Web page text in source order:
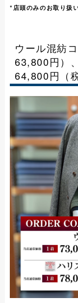
*店頭のみのお取り扱
ウール混紡
63,800円）
64,800円（